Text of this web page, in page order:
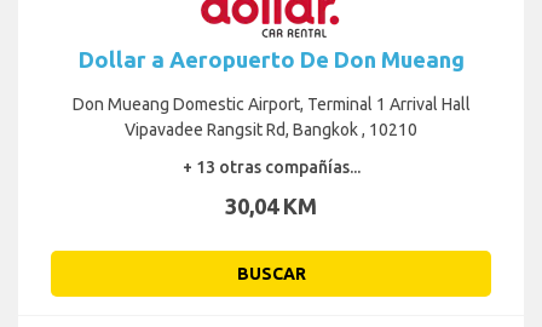
Dollar a Aeropuerto De Don Mueang
Don Mueang Domestic Airport, Terminal 1 Arrival Hall
Vipavadee Rangsit Rd, Bangkok , 10210
+ 13 otras compañías...
30,04 KM
BUSCAR